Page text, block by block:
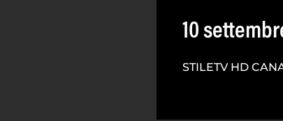
10
STILETV HD